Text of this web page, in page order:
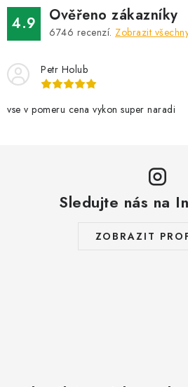
4.9 Ověřeno zákazníky
6746 recenzí. Zobrazit
Petr Holub
vse v pomeru cena vykon super naradi
Sledujte nás na
ZOBRAZIT